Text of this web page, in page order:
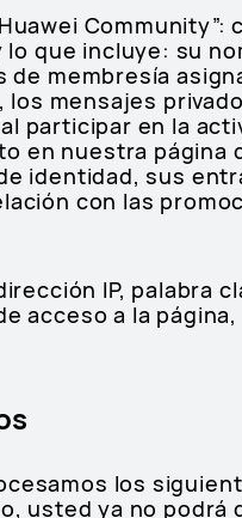
que incluye: su
membresía
los mensajes
participar en la
en nuestra página
identidad, sus
con las
IP, palabra
acceso a la
los
usted ya no